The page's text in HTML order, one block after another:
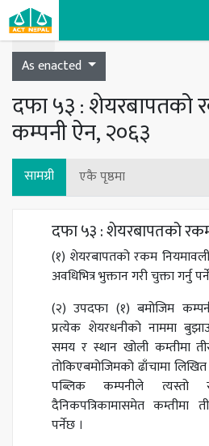
Toggle navigation
As enacted
दफा ५३ : शेयरबापतको
कम्पनी ऐन, २०६३
सामग्री एकै पृष्ठमा
दफा ५३ : शेयरबापतको
(१) शेयरबापतको रकम
अवधिभित्र भुक्तान गरी चुक्ता गर्नु
(२) उपदफा (१) बमोजिम
प्रत्येक शेयरधनीको नाममा
समय र स्थान खोली कम्तीमा
तोकिएबमोजिमको ढाँचामा
पब्लिक कम्पनीले त्यस्तो
दैनिकपत्रिकामासमेत कम्तीमा
पर्नेछ ।